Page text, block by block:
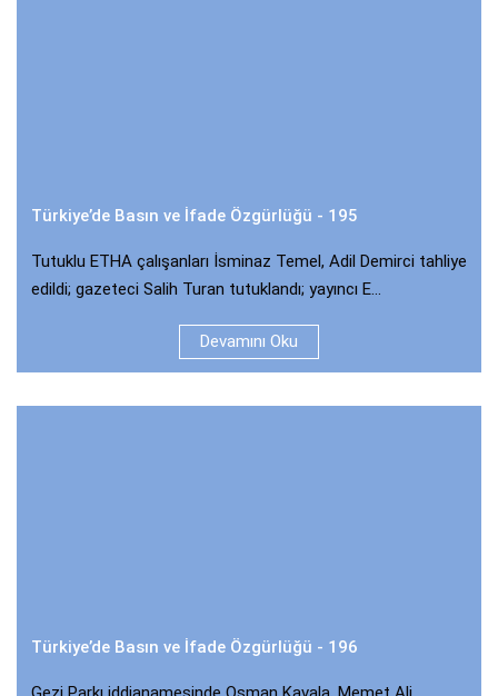
Türkiye’de Basın ve İfade Özgürlüğü - 195
Tutuklu ETHA çalışanları İsminaz Temel, Adil Demirci tahliye
edildi; gazeteci Salih Turan tutuklandı; yayıncı E...
Devamını Oku
Türkiye’de Basın ve İfade Özgürlüğü - 196